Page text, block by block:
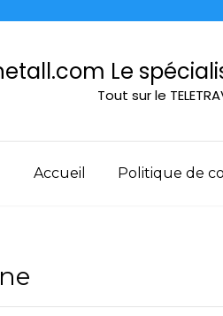
Le
Tout sur le
Accueil Politique de